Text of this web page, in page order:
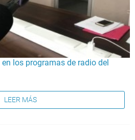
los programas de radio del
LEER MÁS